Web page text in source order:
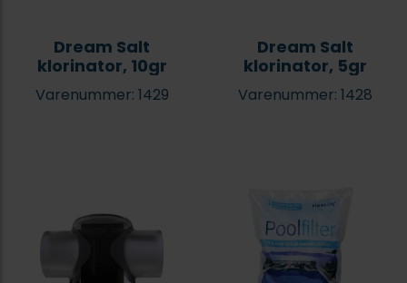
Dream Salt
klorinator, 10gr
Varenummer: 1429
Dream Salt
klorinator, 5gr
Varenummer: 1428